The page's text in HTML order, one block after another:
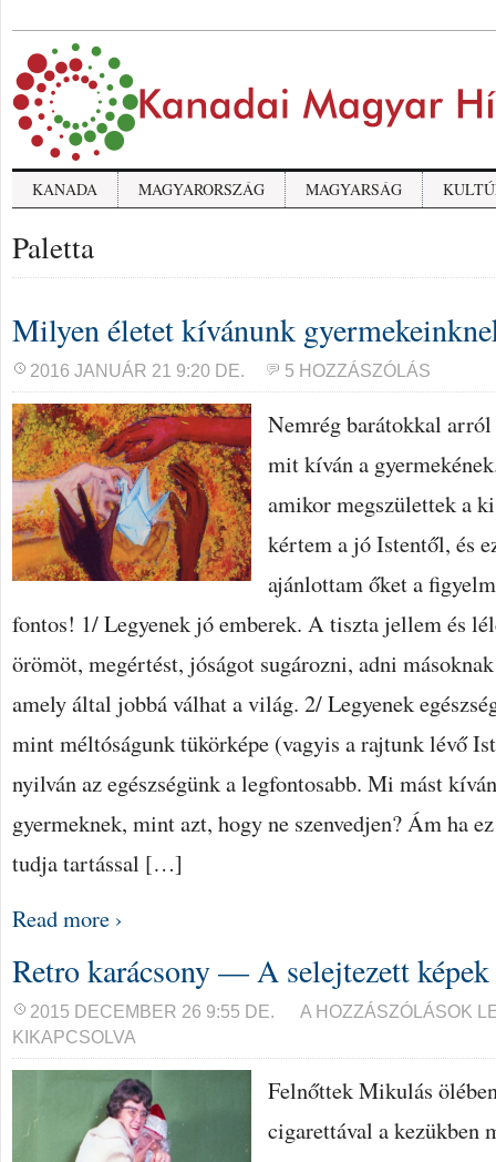
KANADA MAGYARORSZÁG MAGYARSÁG
Paletta
Milyen életet kívánunk
2016 JANUÁR 21 9:20 DE. 5 HOZZÁSZÓLÁS
Nemrég barátokkal
mit kíván a
amikor megszülettek a
kértem a jó Istentől, és
ajánlottam őket a
fontos! 1/ Legyenek jó emberek. A tiszta jellem és
örömöt, megértést, jóságot sugározni, adni
amely által jobbá válhat a világ. 2/ Legyenek
mint méltóságunk tükörképe (vagyis a rajtunk lévő
nyilván az egészségünk a legfontosabb. Mi mást
gyermeknek, mint azt, hogy ne szenvedjen? Ám ha
tudja tartással […]
Read more ›
Retro karácsony — A selejtezett
2015 DECEMBER 26 9:55 DE.
RETRO
A
KÉPEK
BEJEGYZÉSHEZ
A HOZZÁSZÓLÁSOK
KIKAPCSOLVA
Felnőttek Mikulás
cigarettával a kezükben